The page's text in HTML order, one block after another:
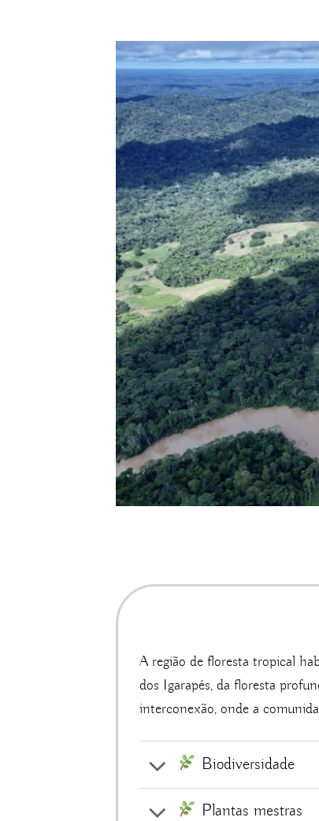
A região de floresta tropical
dos Igarapés, da floresta
interconexão, onde a
Biodiversidade
Plantas mestras